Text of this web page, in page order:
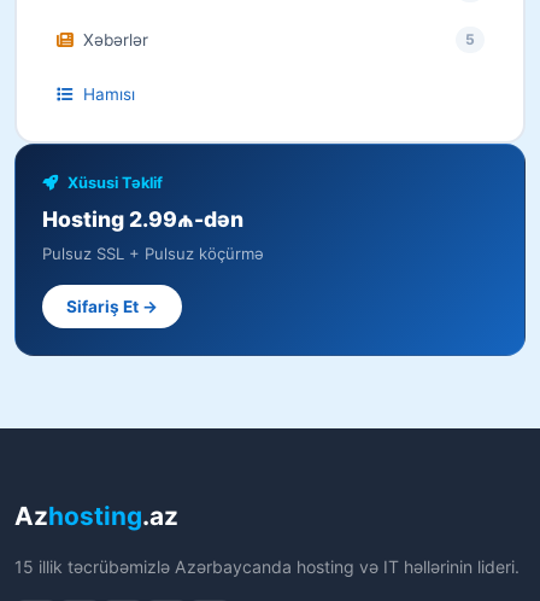
Xəbərlər 5
Hamısı
Xüsusi Təklif
Hosting 2.99₼-dən
Pulsuz SSL + Pulsuz köçürmə
Sifariş Et →
Azhosting.az
15 illik təcrübəmizlə Azərbaycanda hosting və IT həllərinin lideri.